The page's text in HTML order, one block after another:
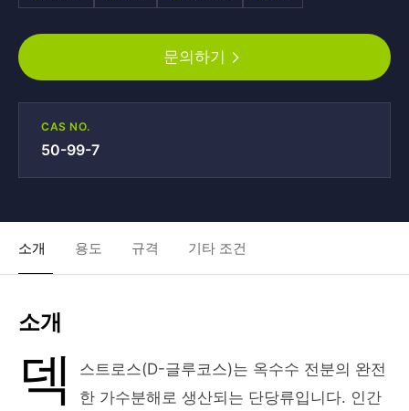
문의하기
CAS NO.
50-99-7
소개 용도 규격 기타 조건
소개
덱
스트로스(D-글루코스)는 옥수수 전분의 완전
한 가수분해로 생산되는 단당류입니다. 인간